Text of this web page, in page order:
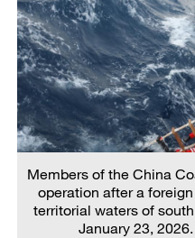
Members of the China
operation after a
territorial waters of
January 23,